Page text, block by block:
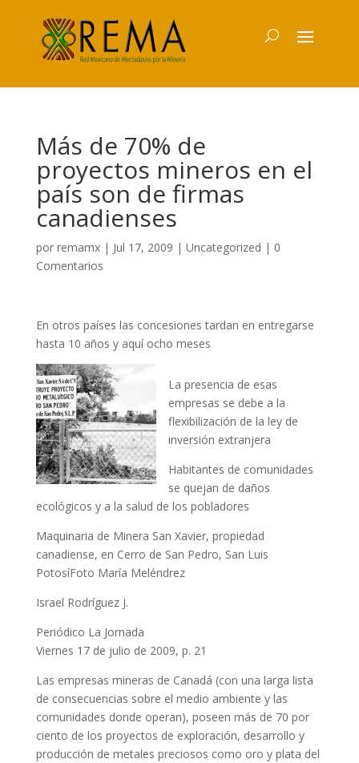
Más de 70% de
proyectos mineros en el
país son de firmas
canadienses
por remamx| Jul 17, 2009 | Uncategorized | 0
Comentarios
En otros países las concesiones tardan en entregarse
hasta 10 años y aquí ocho meses
La presencia de esas
empresas se debe a la
flexibilización de la ley de
inversión extranjera
Habitantes de comunidades
se quejan de daños
ecológicos y a la salud de los pobladores
Maquinaria de Minera San Xavier, propiedad
canadiense, en Cerro de San Pedro, San Luis
PotosíFoto María Meléndrez
Israel Rodríguez J.
Periódico La Jornada
Viernes 17 de julio de 2009, p. 21
Las empresas mineras de Canadá (con una larga lista
de consecuencias sobre el medio ambiente y las
comunidades donde operan), poseen más de 70 por
ciento de los proyectos de exploración, desarrollo y
producción de metales preciosos como oro y plata del